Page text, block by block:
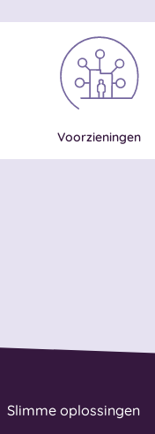
Voorzieningen
Slimme oplossingen